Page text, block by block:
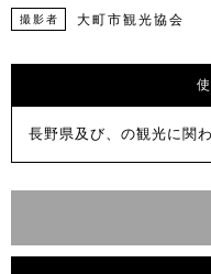
撮影者 大町市観光協会
長野県及び、の観光に関